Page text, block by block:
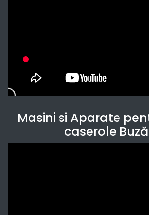
Masini si Aparate
caserole